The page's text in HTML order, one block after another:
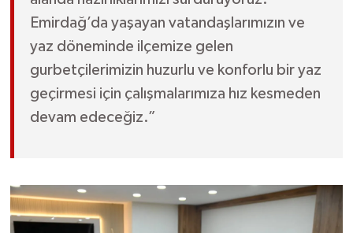
Emirdağ’da yaşayan vatandaşlarımızın ve
yaz döneminde ilçemize gelen
gurbetçilerimizin huzurlu ve konforlu bir yaz
geçirmesi için çalışmalarımıza hız kesmeden
devam edeceğiz.”